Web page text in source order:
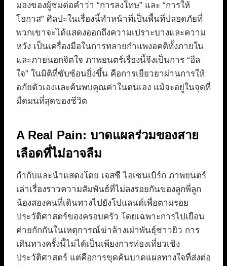
มองของผู้ชมต่อคำว่า “การลงโทษ” และ “การให้
โอกาส” ศิลปะในเรื่องนี้ทำหน้าที่เป็นพื้นที่ปลอดภัยที่
พวกเขาจะได้แสดงออกถึงความเปราะบางและความ
หวัง เป็นเครื่องมือในการทลายกำแพงอคติทั้งภายใน
และภายนอกจิตใจ ภาพยนตร์เรื่องนี้จึงเป็นการ “ฮีล
ใจ” ในมิติที่ซับซ้อนยิ่งขึ้น คือการเยียวยาผ่านการให้
อภัยตัวเองและค้นพบคุณค่าในตนเอง แม้จะอยู่ในจุดที่
มืดมนที่สุดของชีวิต
A Real Pain: บาดแผลร่วมของสาย
เลือดที่ไม่อาจลืม
กำกับและนำแสดงโดย เจสซี ไอเซนเบิร์ก ภาพยนตร์
เล่าเรื่องราวความสัมพันธ์ที่ไม่ลงรอยกันของลูกพี่ลูก
น้องสองคนที่เดินทางไปยังโปแลนด์เพื่อตามรอย
ประวัติศาสตร์ของครอบครัว โดยเฉพาะการไปเยือน
ค่ายกักกันในเหตุการณ์ฆ่าล้างเผ่าพันธุ์ชาวยิว การ
เดินทางครั้งนี้ไม่ได้เป็นเพียงการท่องเที่ยวเชิง
ประวัติศาสตร์ แต่คือการขุดค้นบาดแผลทางใจที่ส่งต่อ